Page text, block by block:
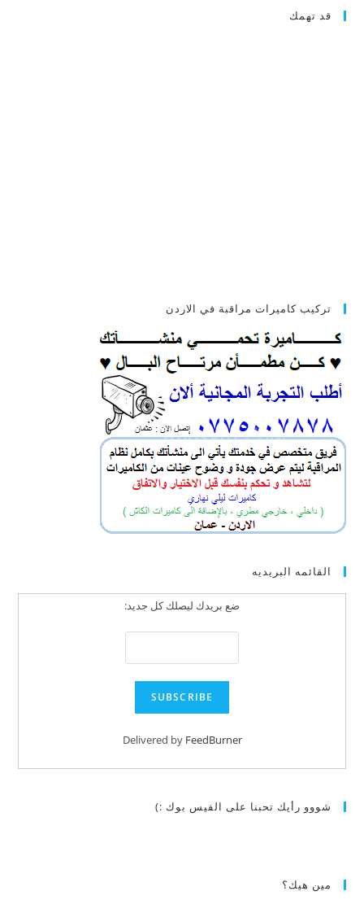
قد تهمك
تركيب كاميرات مراقبة في الاردن
القائمه البريديه
ضع بريدك ليصلك كل جديد:
Delivered by FeedBurner
شووو رأيك تحبنا على الفيس بوك :)
مين هيك؟